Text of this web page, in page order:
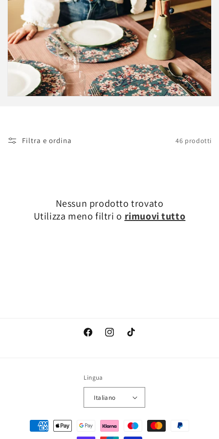
e
:
Filtra e ordina 46 prodotti
Nessun prodotto trovato
Utilizza meno filtri o rimuovi tutto
FacebookInstagramTikTok
Lingua
Italiano
Metodi